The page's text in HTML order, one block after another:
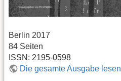
Berlin 2017
84 Seiten
ISSN: 2195-0598
Die gesamte Ausgabe lesen